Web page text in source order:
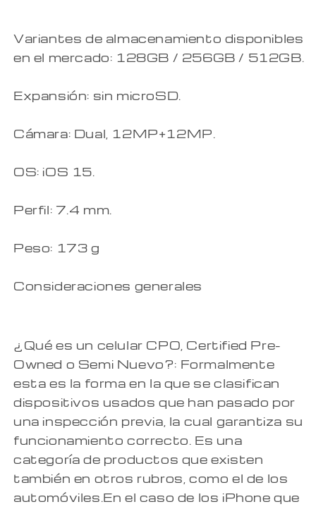
Variantes de almacenamiento disponibles
en el mercado: 128GB / 256GB / 512GB.
Expansión: sin microSD.
Cámara: Dual, 12MP+12MP.
OS: iOS 15.
Perfil: 7.4 mm.
Peso: 173 g
Consideraciones generales
¿Qué es un celular CPO, Certified Pre-
Owned o Semi Nuevo?: Formalmente
esta es la forma en la que se clasifican
dispositivos usados que han pasado por
una inspección previa, la cual garantiza su
funcionamiento correcto. Es una
categoría de productos que existen
también en otros rubros, como el de los
automóviles.En el caso de los iPhone que